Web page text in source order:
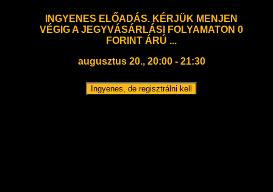
INGYENES ELŐADÁS. KÉRJÜK MENJEN
VÉGIG A JEGYVÁSÁRLÁSI FOLYAMATON 0
FORINT ÁRÚ ...
augusztus 20., 20:00 - 21:30
Ingyenes, de regisztrálni kell